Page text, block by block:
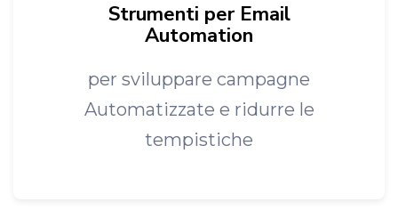
Strumenti per Email
Automation
per sviluppare campagne
Automatizzate e ridurre le
tempistiche